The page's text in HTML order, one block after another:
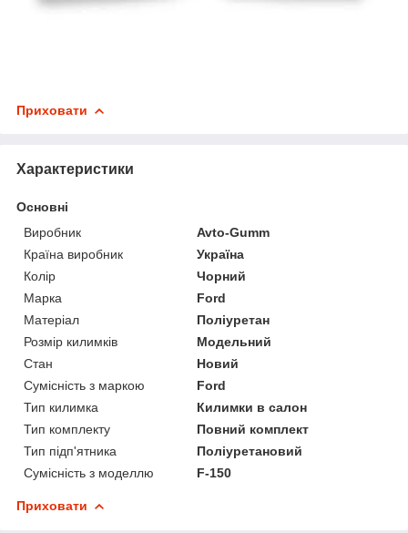
Приховати
Характеристики
Основні
Виробник
Avto-Gumm
Країна виробник
Україна
Колір
Чорний
Марка
Ford
Матеріал
Поліуретан
Розмір килимків
Модельний
Стан
Новий
Сумісність з маркою
Ford
Тип килимка
Килимки в салон
Тип комплекту
Повний комплект
Тип підп'ятника
Поліуретановий
Сумісність з моделлю
F-150
Приховати